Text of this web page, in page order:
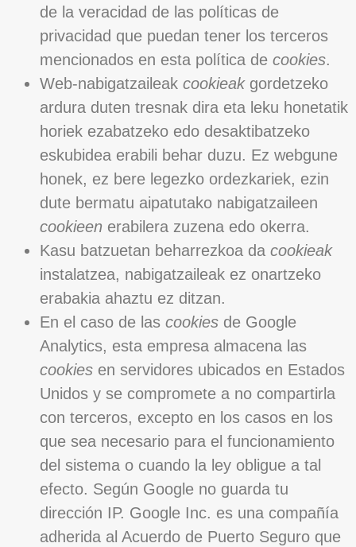
de la veracidad de las políticas de
privacidad que puedan tener los terceros
mencionados en esta política de cookies.
Web-nabigatzaileak cookieakgordetzeko
ardura duten tresnak dira eta leku honetatik
horiek ezabatzeko edo desaktibatzeko
eskubidea erabili behar duzu. Ez webgune
honek, ez bere legezko ordezkariek, ezin
dute bermatu aipatutako nabigatzaileen
cookieen erabilera zuzena edo okerra.
Kasu batzuetan beharrezkoa da cookieak
instalatzea, nabigatzaileak ez onartzeko
erabakia ahaztu ez ditzan.
En el caso de las cookies de Google
Analytics, esta empresa almacena las
cookies en servidores ubicados en Estados
Unidos y se compromete a no compartirla
con terceros, excepto en los casos en los
que sea necesario para el funcionamiento
del sistema o cuando la ley obligue a tal
efecto. Según Google no guarda tu
dirección IP. Google Inc. es una compañía
adherida al Acuerdo de Puerto Seguro que